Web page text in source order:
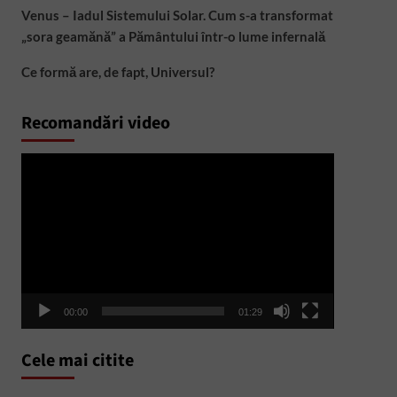
Venus – Iadul Sistemului Solar. Cum s-a transformat
„sora geamănă” a Pământului într-o lume infernală
Ce formă are, de fapt, Universul?
Recomandări video
00:00 01:29
Cele mai citite